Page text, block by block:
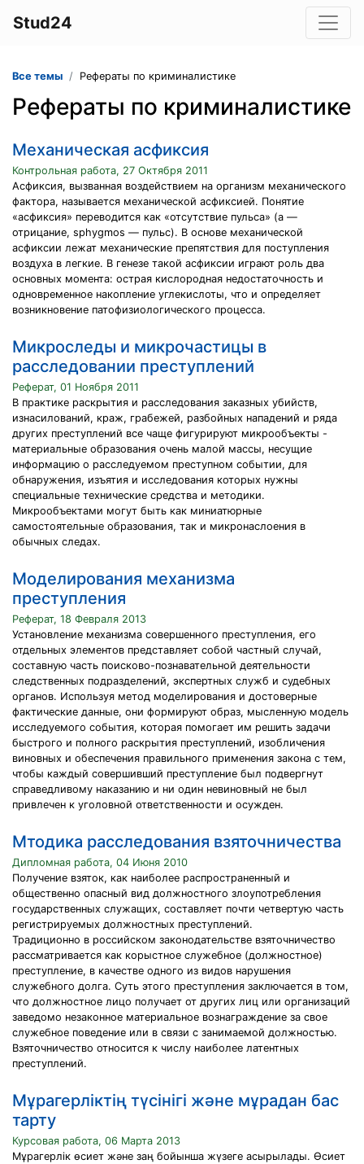
Stud24
Все темы Рефераты по криминалистике
Рефераты по криминалистике
Механическая асфиксия
Контрольная работа, 27 Октября 2011
Асфиксия, вызванная воздействием на организм механического
фактора, называется механической асфиксией. Понятие
«асфиксия» переводится как «отсутствие пульса» (а —
отрицание, sphygmos — пульс). В основе механической
асфиксии лежат механические препятствия для поступления
воздуха в легкие. В генезе такой асфиксии играют роль два
основных момента: острая кислородная недостаточность и
одновременное накопление углекислоты, что и определяет
возникновение патофизиологического процесса.
Микроследы и микрочастицы в
расследовании преступлений
Реферат, 01 Ноября 2011
В практике раскрытия и расследования заказных убийств,
изнасилований, краж, грабежей, разбойных нападений и ряда
других преступлений все чаще фигурируют микрообъекты -
материальные образования очень малой массы, несущие
информацию о расследуемом преступном событии, для
обнаружения, изъятия и исследования которых нужны
специальные технические средства и методики.
Микрообъектами могут быть как миниатюрные
самостоятельные образования, так и микронаслоения в
обычных следах.
Моделирования механизма
преступления
Реферат, 18 Февраля 2013
Установление механизма совершенного преступления, его
отдельных элементов представляет собой частный случай,
составную часть поисково-познавательной деятельности
следственных подразделений, экспертных служб и судебных
органов. Используя метод моделирования и достоверные
фактические данные, они формируют образ, мысленную модель
исследуемого события, которая помогает им решить задачи
быстрого и полного раскрытия преступлений, изобличения
виновных и обеспечения правильного применения закона с тем,
чтобы каждый совершивший преступление был подвергнут
справедливому наказанию и ни один невиновный не был
привлечен к уголовной ответственности и осужден.
Мтодика расследования взяточничества
Дипломная работа, 04 Июня 2010
Получение взяток, как наиболее распространенный и
общественно опасный вид должностного злоупотребления
государственных служащих, составляет почти четвертую часть
регистрируемых должностных преступлений.
Традиционно в российском законодательстве взяточничество
рассматривается как корыстное служебное (должностное)
преступление, в качестве одного из видов нарушения
служебного долга. Суть этого преступления заключается в том,
что должностное лицо получает от других лиц или организаций
заведомо незаконное материальное вознаграждение за свое
служебное поведение или в связи с занимаемой должностью.
Взяточничество относится к числу наиболее латентных
преступлений.
Мұрагерліктің түсінігі және мұрадан бас
тарту
Курсовая работа, 06 Марта 2013
Мұрагерлік өсиет және заң бойынша жүзеге асырылады. Өсиет